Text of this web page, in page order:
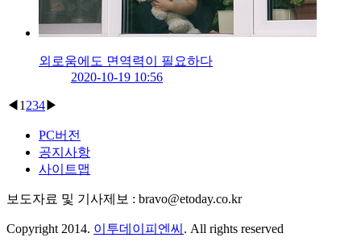
외로움에도 면역력이 필요하다
2020-10-19 10:56
◀ 1 234▶
PC버전
공지사항
사이트맵
보도자료 및 기사제보 : bravo@etoday.co.kr
Copyright 2014. 이투데이피엔씨 . All rights reserved